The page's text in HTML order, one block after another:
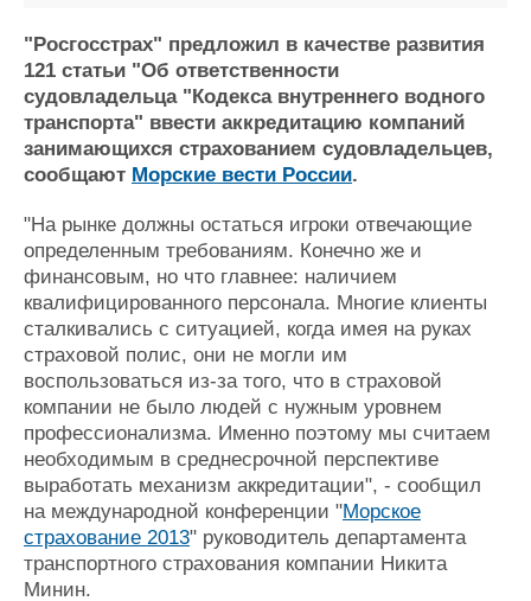
Репутация
Работа
Крюинг
Журнал
Реклама
Изделия
Материалы
Услуги
Конференции
Выставки и семинары
Личности
Словарь
Флот
Галерея флота
Форум
Отзывы
Все службы
"Росгосстрах" предложил в качестве развития
121 статьи "Об ответственности
судовладельца "Кодекса внутреннего водного
транспорта" ввести аккредитацию компаний
занимающихся страхованием судовладельцев,
сообщают Морские вести России.
"На рынке должны остаться игроки отвечающие
определенным требованиям. Конечно же и
финансовым, но что главнее: наличием
квалифицированного персонала. Многие клиенты
сталкивались с ситуацией, когда имея на руках
страховой полис, они не могли им
воспользоваться из-за того, что в страховой
компании не было людей с нужным уровнем
профессионализма. Именно поэтому мы считаем
необходимым в среднесрочной перспективе
выработать механизм аккредитации", - сообщил
на международной конференции "Морское
страхование 2013" руководитель департамента
транспортного страхования компании Никита
Минин.